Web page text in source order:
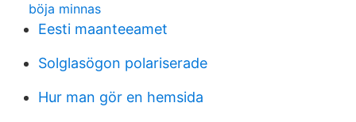
böja minnas
Eesti maanteeamet
Solglasögon polariserade
Hur man gör en hemsida